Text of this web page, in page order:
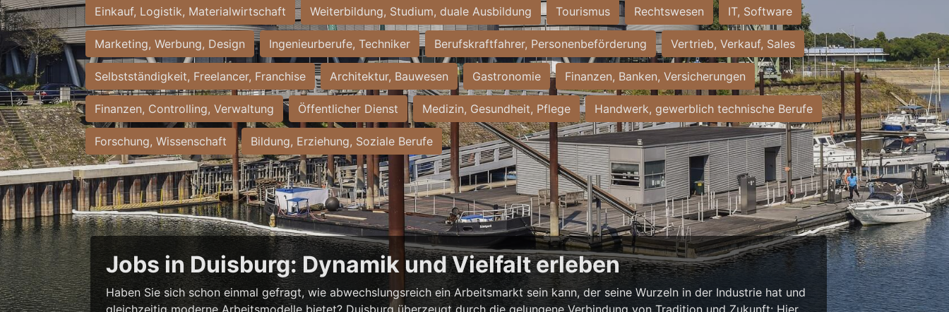
Einkauf, Logistik, Materialwirtschaft Weiterbildung, Studium, duale Ausbildung Tourismus Rechtswesen IT, Software
Marketing, Werbung, Design Ingenieurberufe, Techniker Berufskraftfahrer, Personenbeförderung Vertrieb, Verkauf, Sales
Selbstständigkeit, Freelancer, Franchise Architektur, Bauwesen Gastronomie Finanzen, Banken, Versicherungen
Finanzen, Controlling, Verwaltung Öffentlicher Dienst Medizin, Gesundheit, Pflege Handwerk, gewerblich technische Berufe
Forschung, Wissenschaft Bildung, Erziehung, Soziale Berufe
Jobs in Duisburg: Dynamik und Vielfalt erleben
Haben Sie sich schon einmal gefragt, wie abwechslungsreich ein Arbeitsmarkt sein kann, der seine Wurzeln in der Industrie hat und